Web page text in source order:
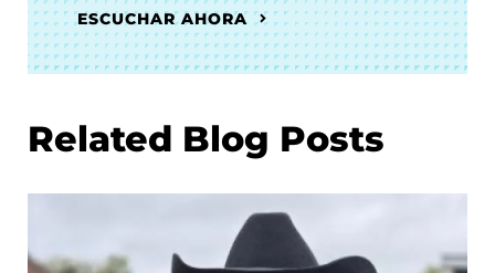
ESCUCHAR AHORA
Related Blog Posts